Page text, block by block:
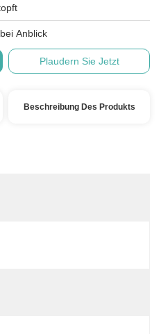
Anblick
Plaudern Sie Jetzt
Beschreibung Des Produkts